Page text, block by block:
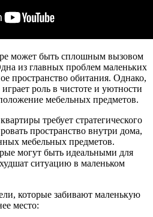
может быть сплошным вызовом
из главных проблем маленьких
пространство обитания. Однако,
роль в чистоте и уютности
мебельных предметов.
требует стратегического
пространство внутри дома,
мебельных предметов.
могут быть идеальными для
ситуацию в маленьком
которые забивают маленькую
место: